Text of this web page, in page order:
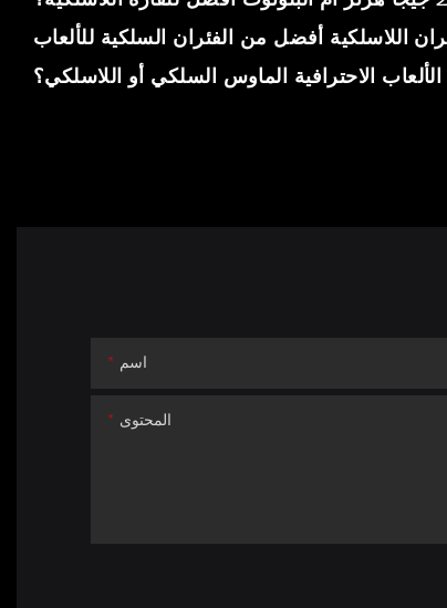
الاحترافية الماوس السلكي أو اللاسلكي؟
اسم
المحتوى